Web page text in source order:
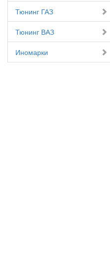
Тюнинг ГАЗ
Тюнинг ВАЗ
Иномарки